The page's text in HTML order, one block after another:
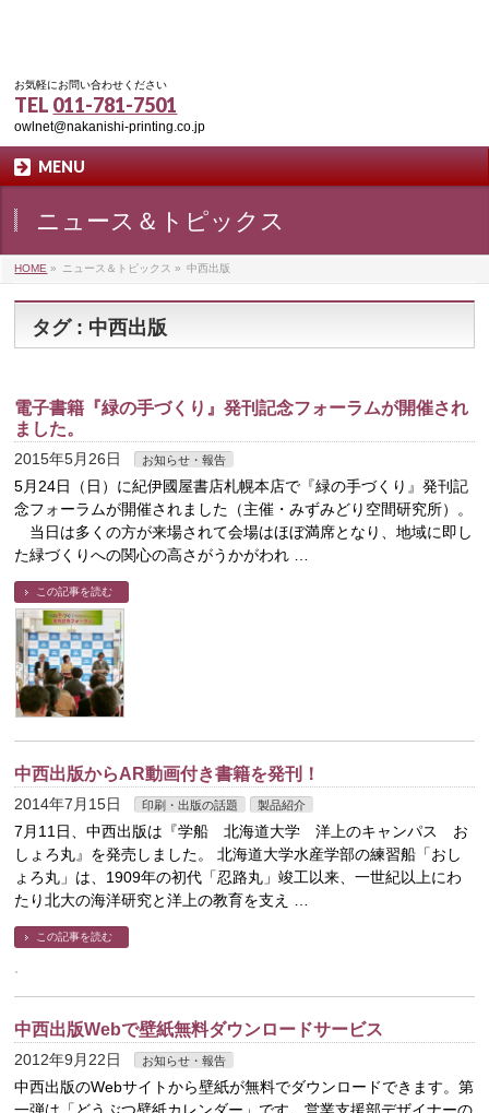
お気軽にお問い合わせください
TEL 011-781-7501
owlnet@nakanishi-printing.co.jp
MENU
ニュース＆トピックス
HOME » ニュース＆トピックス » 中西出版
タグ : 中西出版
電子書籍『緑の手づくり』発刊記念フォーラムが開催され
ました。
2015年5月26日 お知らせ・報告
5月24日（日）に紀伊國屋書店札幌本店で『緑の手づくり』発刊記
念フォーラムが開催されました（主催・みずみどり空間研究所）。
当日は多くの方が来場されて会場はほぼ満席となり、地域に即し
た緑づくりへの関心の高さがうかがわれ …
この記事を読む
中西出版からAR動画付き書籍を発刊！
2014年7月15日 印刷・出版の話題 製品紹介
7月11日、中西出版は『学船 北海道大学 洋上のキャンパス お
しょろ丸』を発売しました。 北海道大学水産学部の練習船「おし
ょろ丸」は、1909年の初代「忍路丸」竣工以来、一世紀以上にわ
たり北大の海洋研究と洋上の教育を支え …
この記事を読む
中西出版Webで壁紙無料ダウンロードサービス
2012年9月22日 お知らせ・報告
中西出版のWebサイトから壁紙が無料でダウンロードできます。第